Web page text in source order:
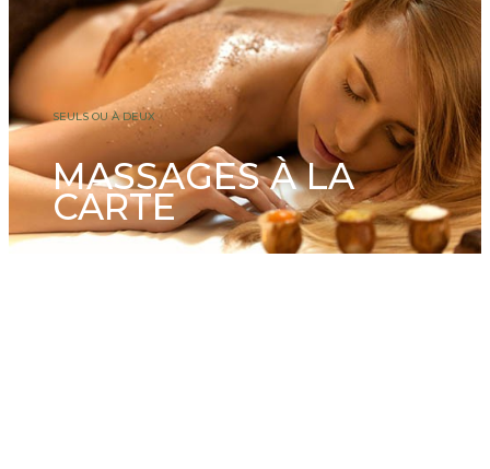
SEULS OU À DEUX
MASSAGES À LA
CARTE